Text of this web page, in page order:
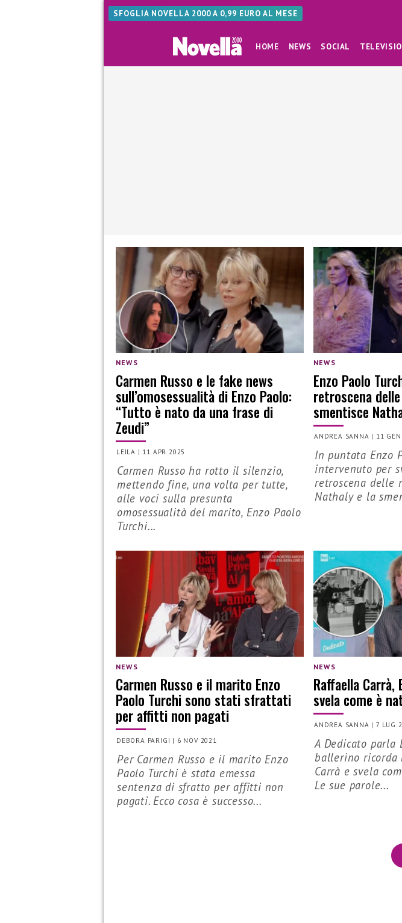
SFOGLIA NOVELLA 2000 A 0,99 EURO AL MESE
HOME NEWS SOCIAL
NEWS
Carmen Russo e le fake news
sull’omosessualità di Enzo Paolo:
“Tutto è nato da una frase di
Zeudi”
LEILA | 11 APR 2025
Carmen Russo ha rotto il silenzio,
mettendo fine, una volta per tutte,
alle voci sulla presunta
omosessualità del marito, Enzo Paolo
Turchi...
NEWS
Enzo Paolo
retroscena
smentisce
ANDREA SANNA | 11
In puntata Enzo
intervenuto per
retroscena delle
Nathaly e la
NEWS
Carmen Russo e il marito Enzo
Paolo Turchi sono stati sfrattati
per affitti non pagati
DEBORA PARIGI | 6 NOV 2021
Per Carmen Russo e il marito Enzo
Paolo Turchi è stata emessa
sentenza di sfratto per affitti non
pagati. Ecco cosa è successo...
NEWS
Raffaella Carrà,
svela come è
ANDREA SANNA |7 LUG
A Dedicato parla
ballerino ricorda
Carrà e svela
Le sue parole...